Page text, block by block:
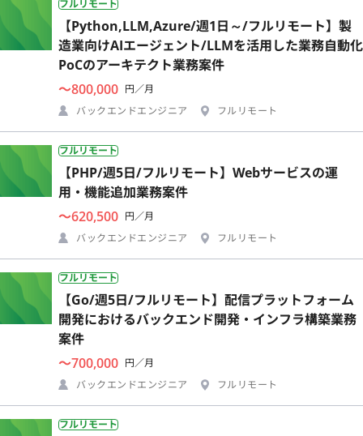
フルリモート
【Python,LLM,Azure/週1日～/フルリモート】製
造業向けAIエージェント/LLMを活用した業務自動化
PoCのアーキテクト業務案件
〜800,000 円／月
バックエンドエンジニア
フルリモート
フルリモート
【PHP/週5日/フルリモート】Webサービスの運
用・機能追加業務案件
〜620,500 円／月
バックエンドエンジニア
フルリモート
フルリモート
【Go/週5日/フルリモート】配信プラットフォーム
開発におけるバックエンド開発・インフラ構築業務
案件
〜700,000 円／月
バックエンドエンジニア
フルリモート
フルリモート